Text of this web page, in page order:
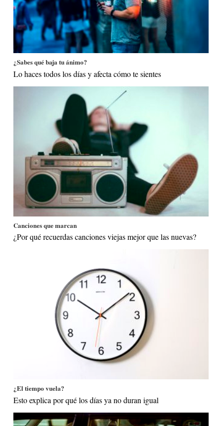
¿Sabes qué baja tu ánimo?
Lo haces todos los días y afecta cómo te sientes
Canciones que marcan
¿Por qué recuerdas canciones viejas mejor que las nuevas?
¿El tiempo vuela?
Esto explica por qué los días ya no duran igual